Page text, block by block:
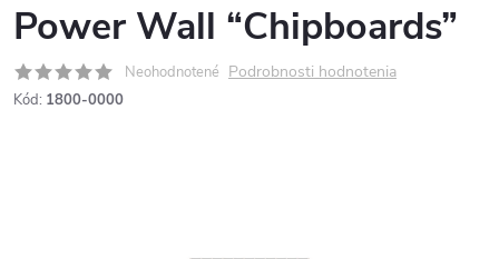
Power Wall “Chipboards”
Neohodnotené Podrobnosti hodnotenia
Kód: 1800-0000